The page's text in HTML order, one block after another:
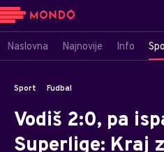
Naslovna Najnovije Info
Sport Fudbal
Vodiš 2:0, pa
Superlige: Kraj